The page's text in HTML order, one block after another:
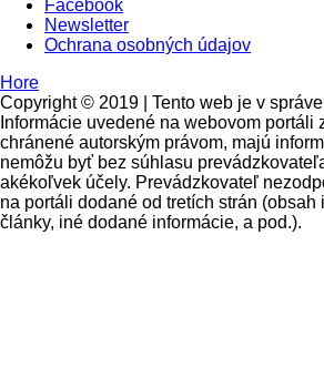
Facebook
Newsletter
Ochrana osobných údajov
Hore
Copyright © 2019 | Tento web je v správe
Informácie uvedené na webovom portáli
chránené autorským právom, majú
nemôžu byť bez súhlasu
akékoľvek účely. Prevádzkovateľ
na portáli dodané od tretích strán (obsah
články, iné dodané informácie, a pod.).